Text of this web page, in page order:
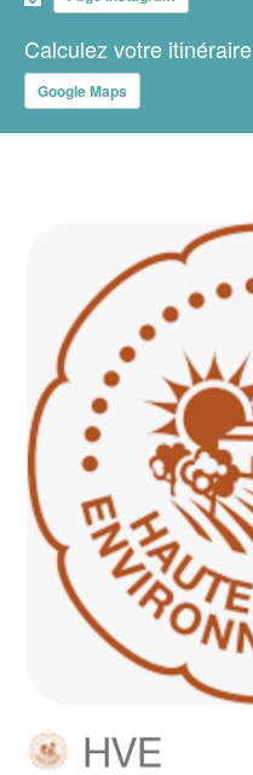
Calculez votre itinéraire
Google Maps